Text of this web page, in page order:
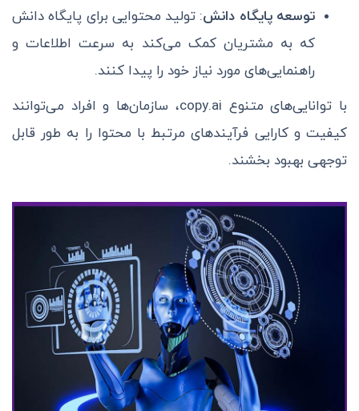
توسعه پایگاه دانش: تولید محتوایی برای پایگاه دانش
که به مشتریان کمک می‌کند به سرعت اطلاعات و
راهنمایی‌های مورد نیاز خود را پیدا کنند.
با توانایی‌های متنوع copy.ai، سازمان‌ها و افراد می‌توانند
کیفیت و کارایی فرآیندهای مرتبط با محتوا را به طور قابل
توجهی بهبود بخشند.